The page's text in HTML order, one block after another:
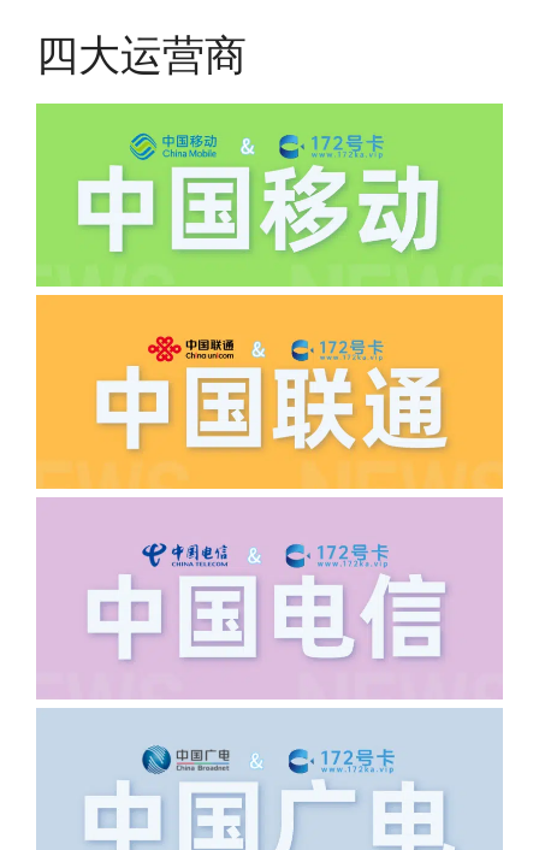
机、关机、注销、违章单停、未再专属渠
道首充的情况下都是不能正常返费的并且
逾期不可补返费。
·5.我的返费为什么还没有到?
答:先核查首次是否按照宣传图所正常参
加活动充值，其次是否状态是否一直保持
正常，然后是核实是否是已过返费时间，
·6.领卡时详细地址怎么写容易通过审核?
答:不要低于6个字。详细地址不要写带有
城市名字的路段，比如你的地址:上海市
导致订单失败，因为在系统审核看来你在
上海怎么又写了个北京，不知道你在哪
里，所以直接订单失败。
四大运营商